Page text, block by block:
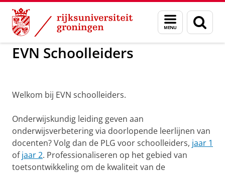
Skip
Content
Skip
Navigation
Menu
en
zoeken
GMW EVN Schoolleiders
EVN Schoolleiders
EVN Schoolleiders
Welkom bij EVN schoolleiders.
Onderwijskundig leiding geven aan
onderwijsverbetering via doorlopende leerlijnen van
docenten? Volg dan de PLG voor schoolleiders, jaar 1
ofjaar 2. Professionaliseren op het gebied van
toetsontwikkeling om de kwaliteit van de